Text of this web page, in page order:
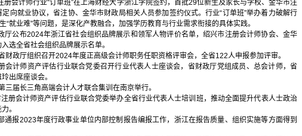
册会计师行业“订单班”在上海财经大学浙江学院签约，首批29位新生及家长与学校、金华市注
向就业协议，省注协、金华市财政局相关人员参加签约仪式。行业“订单班”举办着力破解行
“就业难”等问题，是深化产教融合，加强学历教育与行业需求衔接的具体实践。
厅公布2024年浙江省社会组织品牌展示和领军人物评价名单，绍兴市注册会计师协会、金华
选全省社会组织品牌展示名单。
政厅组织召开2024年度正高级会计师职务任职资格评审会，全省122人申报参加评审。
会计师资产评估行业联合党委召开行业代表人士座谈会，省财政厅党组成员、总会计师，省
出席座谈会。
届长三角高端会计人才联合集训在南京举行。
册会计师资产评估行业联合党委举办全省行业代表人士培训班，推动全面提升代表人士政治
。
通报2023年度行政事业单位内部控制报告编报工作，浙江在报告质量、组织实施等方面得到